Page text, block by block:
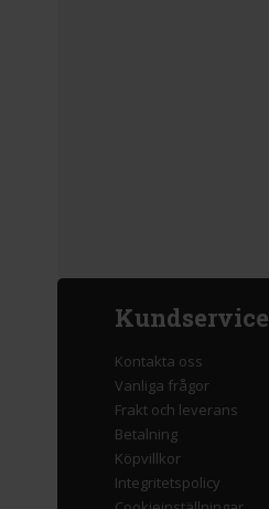
Kundservice
Kontakta oss
Vanliga frågor
Frakt och leverans
Betalning
Köpvillkor
Integritetspolicy